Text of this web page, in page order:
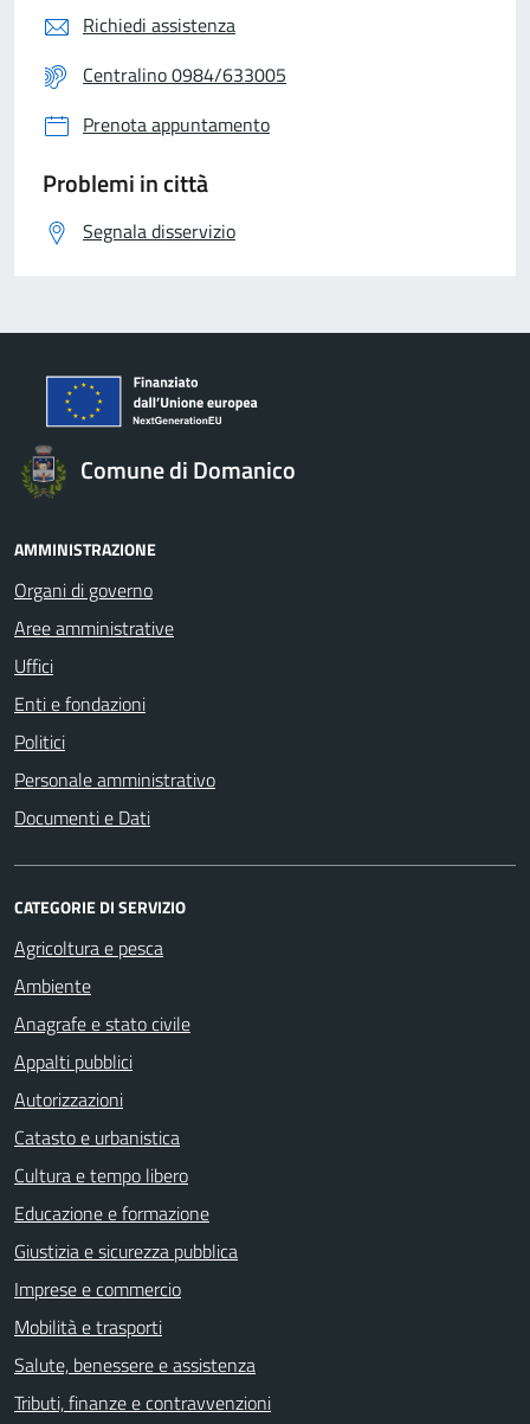
Richiedi assistenza
Centralino 0984/633005
Prenota appuntamento
Problemi in città
Segnala disservizio
Comune di Domanico
AMMINISTRAZIONE
Organi di governo
Aree amministrative
Uffici
Enti e fondazioni
Politici
Personale amministrativo
Documenti e Dati
CATEGORIE DI SERVIZIO
Agricoltura e pesca
Ambiente
Anagrafe e stato civile
Appalti pubblici
Autorizzazioni
Catasto e urbanistica
Cultura e tempo libero
Educazione e formazione
Giustizia e sicurezza pubblica
Imprese e commercio
Mobilità e trasporti
Salute, benessere e assistenza
Tributi, finanze e contravvenzioni